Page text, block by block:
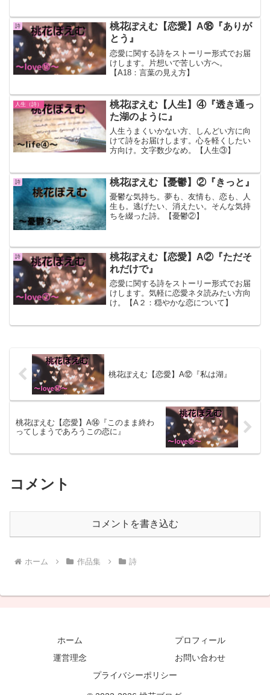
詩
桃花ぽえむ【恋愛】A⑱『ありが
とう』
恋愛に関する詩をストーリー形式でお届
けします。片想いで苦しい方へ。
【A18：言葉の見え方】
人生（詩）
桃花ぽえむ【人生】④『透き通っ
た湖のように』
人生うまくいかない方、しんどい方に向
けて詩をお届けします。心を軽くしたい
方向け。文字数少なめ。【人生③】
詩 桃花ぽえむ【憂鬱】②『きっと』
憂鬱な気持ち。夢も、友情も、恋も、人
生も。逃げたい、消えたい。そんな気持
ちを綴った詩。【憂鬱②】
詩
桃花ぽえむ【恋愛】A②『ただそ
れだけで』
恋愛に関する詩をストーリー形式でお届
けします。気軽に恋愛ネタ読みたい方向
け。【A２：穏やかな恋について】
桃花ぽえむ【恋愛】A⑫『私は湖』
桃花ぽえむ【恋愛】A⑭『このまま終わ
ってしまうであろうこの恋に』
コメント
コメントを書き込む
ホーム 作品集 詩
ホーム
プロフィール
運営理念
お問い合わせ
プライバシーポリシー